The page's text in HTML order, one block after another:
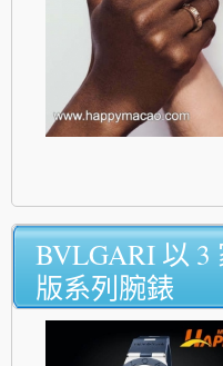
BVLGARI 以
版系列腕錶